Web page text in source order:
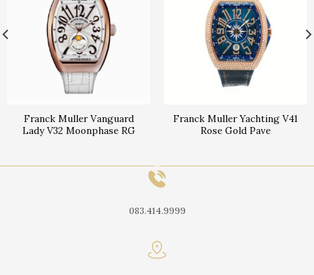
Franck Muller Vanguard
Lady V32 Moonphase RG
Franck Muller Yachting V41
Rose Gold Pave
083.414.9999